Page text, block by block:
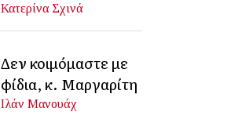
Κατερίνα Σχινά
Δεν κοιμόμαστε με
φίδια, κ. Μαργαρίτη
Ιλάν Μανουάχ